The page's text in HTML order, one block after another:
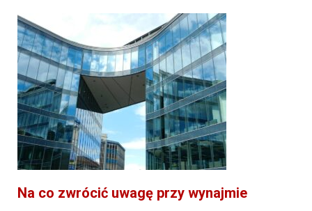
Na co zwrócić uwagę przy wynajmie